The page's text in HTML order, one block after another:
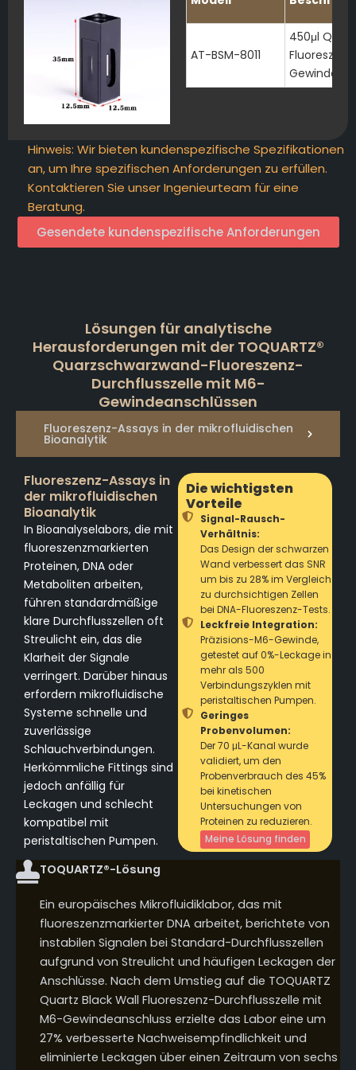
AT-BSM-8011
450μl
Hinweis: Wir bieten kundenspezifische Spezifikationen
an, um Ihre spezifischen Anforderungen zu erfüllen.
Kontaktieren Sie unser Ingenieurteam für eine
Beratung.
Gesendete kundenspezifische Anforderungen
Lösungen für analytische
Herausforderungen mit der TOQUARTZ®
Quarzschwarzwand-Fluoreszenz-
Durchflusszelle mit M6-
Gewindeanschlüssen
Fluoreszenz-Assays in der mikrofluidischen
Bioanalytik
Fluoreszenz-Assays in
der mikrofluidischen
Bioanalytik
In Bioanalyselabors, die mit
fluoreszenzmarkierten
Proteinen, DNA oder
Metaboliten arbeiten,
führen standardmäßige
klare Durchflusszellen oft
Streulicht ein, das die
Klarheit der Signale
verringert. Darüber hinaus
erfordern mikrofluidische
Systeme schnelle und
zuverlässige
Schlauchverbindungen.
Herkömmliche Fittings sind
jedoch anfällig für
Leckagen und schlecht
kompatibel mit
peristaltischen Pumpen.
Die wichtigsten
Vorteile
Signal-Rausch-
Verhältnis:
Das Design der schwarzen
Wand verbessert das SNR
um bis zu 28% im Vergleich
zu durchsichtigen Zellen
bei DNA-Fluoreszenz-Tests.
Leckfreie Integration:
Präzisions-M6-Gewinde,
getestet auf 0%-Leckage in
mehr als 500
Verbindungszyklen mit
peristaltischen Pumpen.
Geringes
Probenvolumen:
Der 70 μL-Kanal wurde
validiert, um den
Probenverbrauch des 45%
bei kinetischen
Untersuchungen von
Proteinen zu reduzieren.
Meine Lösung finden
TOQUARTZ®-Lösung
Ein europäisches Mikrofluidiklabor, das mit
fluoreszenzmarkierter DNA arbeitet, berichtete von
instabilen Signalen bei Standard-Durchflusszellen
aufgrund von Streulicht und häufigen Leckagen der
Anschlüsse. Nach dem Umstieg auf die TOQUARTZ
Quartz Black Wall Fluoreszenz-Durchflusszelle mit
M6-Gewindeanschluss erzielte das Labor eine um
27% verbesserte Nachweisempfindlichkeit und
eliminierte Leckagen über einen Zeitraum von sechs